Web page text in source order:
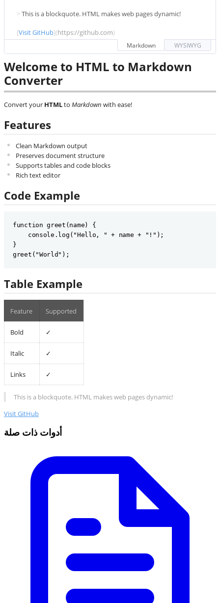
> This is a blockquote. HTML makes web pages dynamic!
[Visit GitHub](https://github.com)
Markdown WYSIWYG
Welcome to HTML to Markdown
Converter
Convert your HTMLto Markdown with ease!
Features
Clean Markdown output
Preserves document structure
Supports tables and code blocks
Rich text editor
Code Example
function greet(name) {
}
Table Example
Feature Supported
Bold ✓
Italic ✓
Links ✓
This is a blockquote. HTML makes web pages dynamic!
Visit GitHub
أدوات ذات صلة